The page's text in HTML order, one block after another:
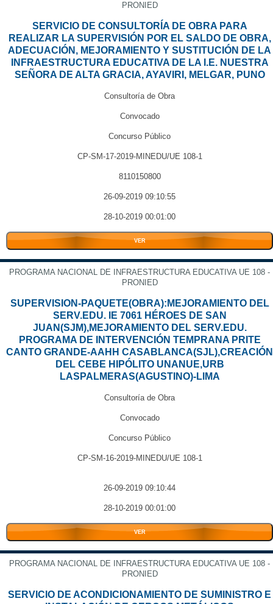
PRONIED
SERVICIO DE CONSULTORÍA DE OBRA PARA
REALIZAR LA SUPERVISIÓN POR EL SALDO DE OBRA,
ADECUACIÓN, MEJORAMIENTO Y SUSTITUCIÓN DE LA
INFRAESTRUCTURA EDUCATIVA DE LA I.E. NUESTRA
SEÑORA DE ALTA GRACIA, AYAVIRI, MELGAR, PUNO
Consultoría de Obra
Convocado
Concurso Público
CP-SM-17-2019-MINEDU/UE 108-1
8110150800
26-09-2019 09:10:55
28-10-2019 00:01:00
VER
PROGRAMA NACIONAL DE INFRAESTRUCTURA EDUCATIVA UE 108 -
PRONIED
SUPERVISION-PAQUETE(OBRA):MEJORAMIENTO DEL
SERV.EDU. IE 7061 HÉROES DE SAN
JUAN(SJM),MEJORAMIENTO DEL SERV.EDU.
PROGRAMA DE INTERVENCIÓN TEMPRANA PRITE
CANTO GRANDE-AAHH CASABLANCA(SJL),CREACIÓN
DEL CEBE HIPÓLITO UNANUE,URB
LASPALMERAS(AGUSTINO)-LIMA
Consultoría de Obra
Convocado
Concurso Público
CP-SM-16-2019-MINEDU/UE 108-1
26-09-2019 09:10:44
28-10-2019 00:01:00
VER
PROGRAMA NACIONAL DE INFRAESTRUCTURA EDUCATIVA UE 108 -
PRONIED
SERVICIO DE ACONDICIONAMIENTO DE SUMINISTRO E